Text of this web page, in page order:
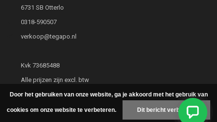
6731 SB Otterlo
0318-590507
verkoop@tegapo.nl
Kvk 73685488
Alle prijzen zijn excl. btw
Door het gebruiken van onze website, ga je akkoord met het gebruik van
cookies om onze website te verbeteren. Dit bericht verbergen